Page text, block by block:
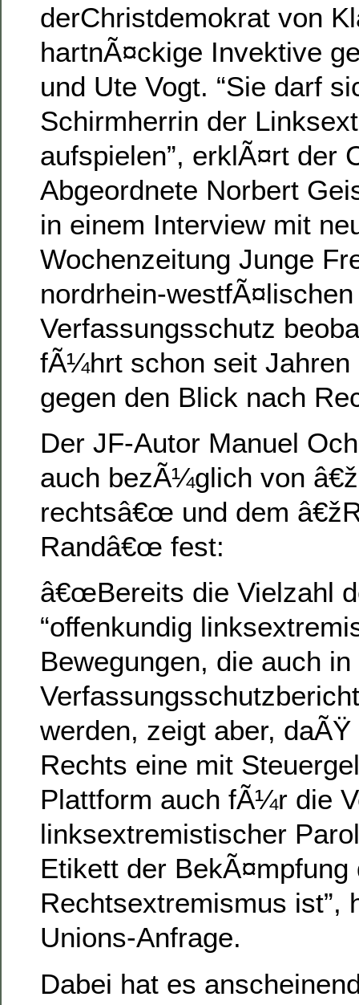
derChristdemokrat von
hartnÃ¤ckige Invektive
und Ute Vogt. “Sie darf
Schirmherrin der
aufspielen”, erklÃ¤rt der
Abgeordnete Norbert
in einem Interview mit
Wochenzeitung Junge
nordrhein-westfÃ¤lischen
Verfassungsschutz
fÃ¼hrt schon seit Jahren
gegen den Blick nach
Der JF-Autor Manuel
auch bezÃ¼glich von
rechtsâ€œ und dem
Randâ€œ fest:
â€œBereits die Vielzahl
“offenkundig
Bewegungen, die auch in
werden, zeigt aber,
Rechts eine mit
Plattform auch fÃ¼r die
linksextremistischer
Etikett der BekÃ¤mpfung
Rechtsextremismus ist”,
Unions-Anfrage.
Dabei hat es